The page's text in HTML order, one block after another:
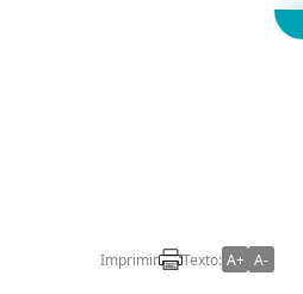
Imprimir Texto: A+ A-